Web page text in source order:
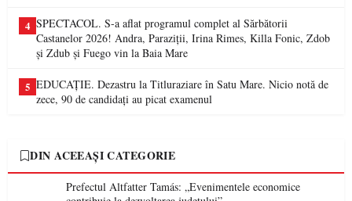
4 SPECTACOL. S-a aflat programul complet al Sărbătorii
Castanelor 2026! Andra, Paraziții, Irina Rimes, Killa Fonic, Zdob
și Zdub și Fuego vin la Baia Mare
5 EDUCAȚIE. Dezastru la Titluraziare în Satu Mare. Nicio notă de
zece, 90 de candidați au picat examenul
DIN ACEEAȘI CATEGORIE
Prefectul Altfatter Tamás: „Evenimentele economice